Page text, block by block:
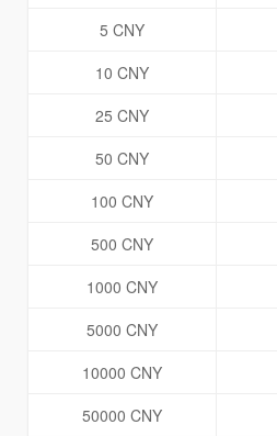
5 CNY
10 CNY
25 CNY
50 CNY
100 CNY
500 CNY
1000 CNY
5000 CNY
10000 CNY
50000 CNY